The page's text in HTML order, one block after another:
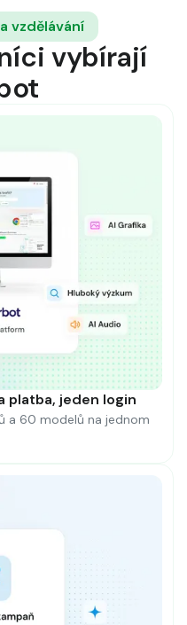
vzdělávání
vybírají
platba, jeden login
a 60 modelů na jednom